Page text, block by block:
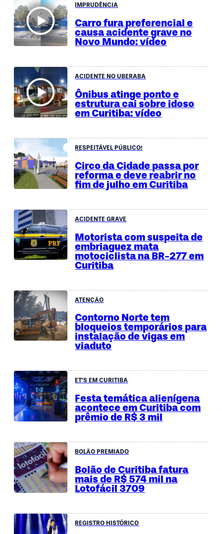
IMPRUDÊNCIA
Carro fura preferencial e
causa acidente grave no
Novo Mundo: vídeo
ACIDENTE NO UBERABA
Ônibus atinge ponto e
estrutura cai sobre idoso
em Curitiba: vídeo
RESPEITÁVEL PÚBLICO!
Circo da Cidade passa por
reforma e deve reabrir no
fim de julho em Curitiba
ACIDENTE GRAVE
Motorista com suspeita de
embriaguez mata
motociclista na BR-277 em
Curitiba
ATENÇÃO
Contorno Norte tem
bloqueios temporários para
instalação de vigas em
viaduto
ET'S EM CURITIBA
Festa temática alienígena
acontece em Curitiba com
prêmio de R$ 3 mil
BOLÃO PREMIADO
Bolão de Curitiba fatura
mais de R$ 574 mil na
Lotofácil 3709
REGISTRO HISTÓRICO